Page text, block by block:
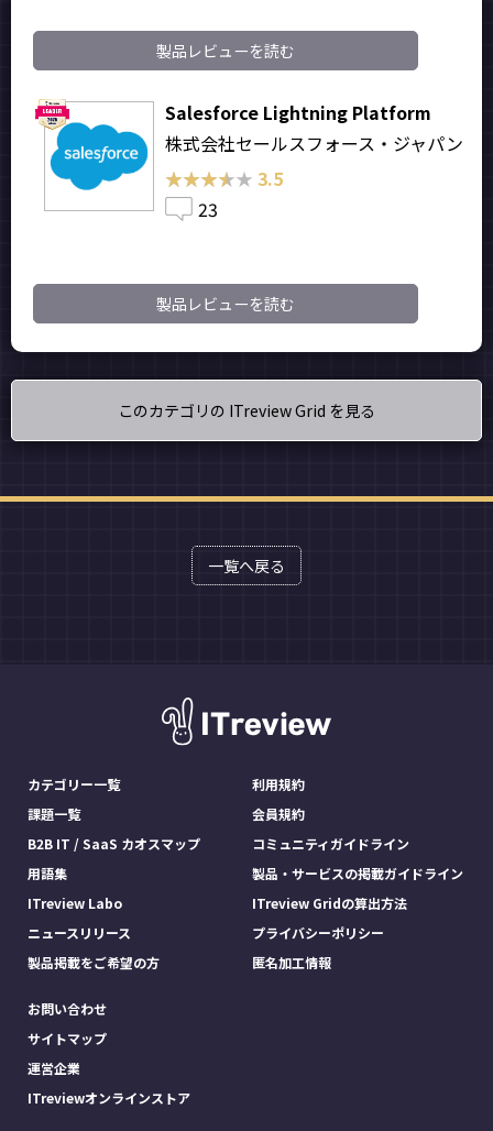
製品レビューを読む
Salesforce Lightning Platform
株式会社セールスフォース・ジャパン
★★★★★
★★★★★ 3.5
23
製品レビューを読む
このカテゴリの ITreview Grid を見る
一覧へ戻る
カテゴリー一覧
課題一覧
B2B IT / SaaS カオスマップ
用語集
ITreview Labo
ニュースリリース
製品掲載をご希望の方
利用規約
会員規約
コミュニティガイドライン
製品・サービスの掲載ガイドライン
ITreview Gridの算出方法
プライバシーポリシー
匿名加工情報
お問い合わせ
サイトマップ
運営企業
ITreviewオンラインストア